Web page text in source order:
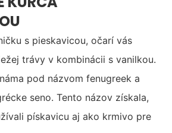
s pieskavicou, očarí vás
trávy v kombinácii s vanilkou.
pod názvom fenugreek a
seno. Tento názov získala,
pískavicu aj ako krmivo pre